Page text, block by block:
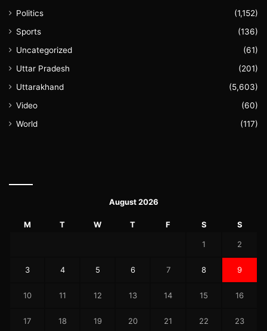
Politics
(1,152)
Sports
(136)
Uncategorized
(61)
Uttar Pradesh
(201)
Uttarakhand
(5,603)
Video
(60)
World
(117)
August 2026
M T W T F S S
1 2
3 4 5 6 7 8 9
10 11 12 13 14 15 16
17 18 19 20 21 22 23